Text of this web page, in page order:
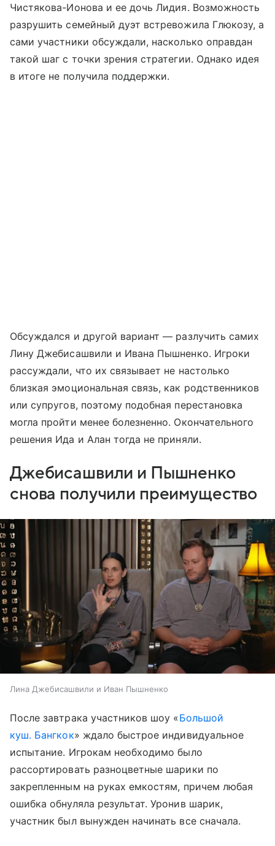
Чистякова-Ионова и ее дочь Лидия. Возможность
разрушить семейный дуэт встревожила Глюкозу, а
сами участники обсуждали, насколько оправдан
такой шаг с точки зрения стратегии. Однако идея
в итоге не получила поддержки.
Обсуждался и другой вариант — разлучить самих
Лину Джебисашвили и Ивана Пышненко. Игроки
рассуждали, что их связывает не настолько
близкая эмоциональная связь, как родственников
или супругов, поэтому подобная перестановка
могла пройти менее болезненно. Окончательного
решения Ида и Алан тогда не приняли.
Джебисашвили и Пышненко
снова получили преимущество
Лина Джебисашвили и Иван Пышненко
После завтрака участников шоу «Большой
куш. Бангкок» ждало быстрое индивидуальное
испытание. Игрокам необходимо было
рассортировать разноцветные шарики по
закрепленным на руках емкостям, причем любая
ошибка обнуляла результат. Уронив шарик,
участник был вынужден начинать все сначала.